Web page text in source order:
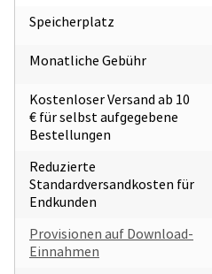
Speicherplatz
Monatliche Gebühr
Kostenloser Versand ab 10
€ für selbst aufgegebene
Bestellungen
Reduzierte
Standardversandkosten für
Endkunden
Provisionen auf Download-
Einnahmen